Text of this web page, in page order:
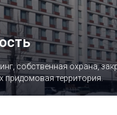
собственная охрана,
придомовая территория.